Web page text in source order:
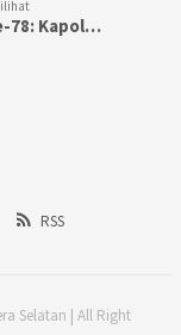
78: Kapol…
RSS
Selatan | All Right